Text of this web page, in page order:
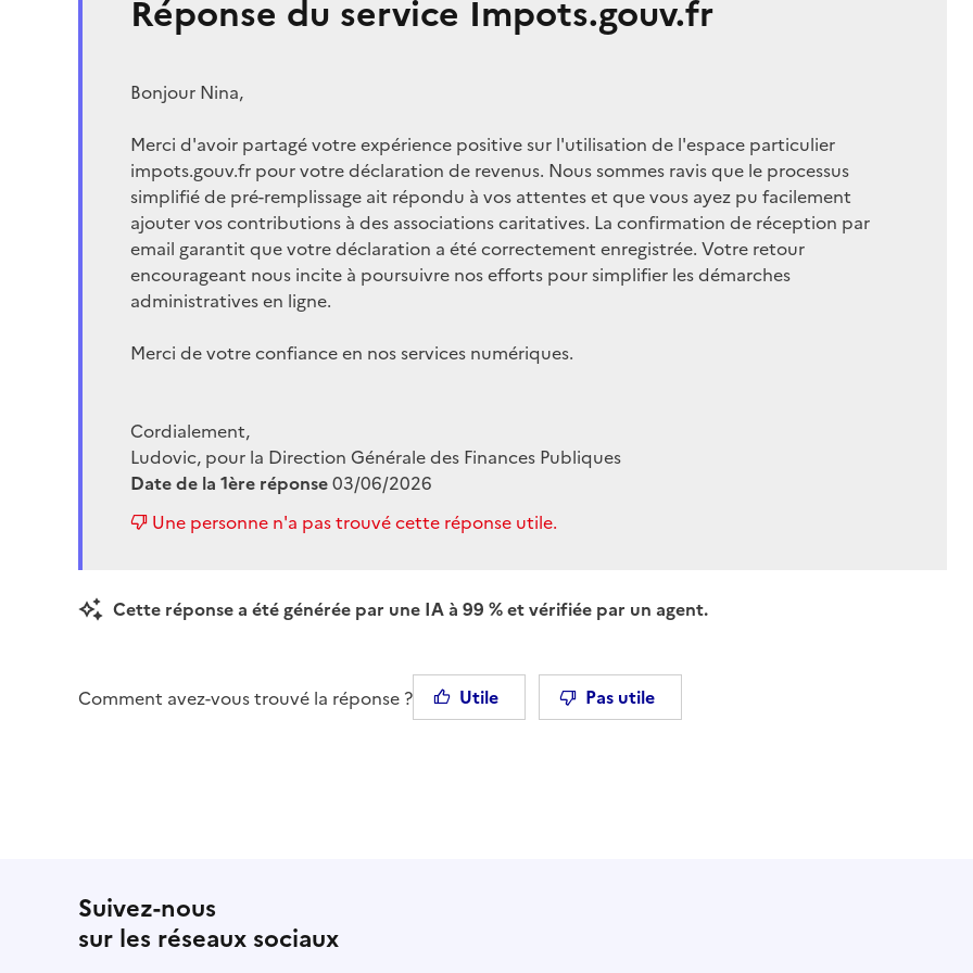
Réponse du service Impots.gouv.fr
Bonjour Nina,
Merci d'avoir partagé votre expérience positive sur l'utilisation de l'espace particulier
impots.gouv.fr pour votre déclaration de revenus. Nous sommes ravis que le processus
simplifié de pré-remplissage ait répondu à vos attentes et que vous ayez pu facilement
ajouter vos contributions à des associations caritatives. La confirmation de réception par
email garantit que votre déclaration a été correctement enregistrée. Votre retour
encourageant nous incite à poursuivre nos efforts pour simplifier les démarches
administratives en ligne.
Merci de votre confiance en nos services numériques.
Cordialement,
Ludovic, pour la Direction Générale des Finances Publiques
Date de la 1ère réponse03/06/2026
Une personne n'a pas trouvé cette réponse utile.
Cette réponse a été générée par une IA à 99 % et vérifiée par un agent.
Comment avez-vous trouvé la réponse ? Utile Pas utile
Suivez-nous
sur les réseaux sociaux